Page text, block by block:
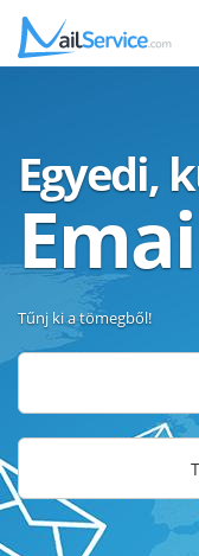
Egyedi,
Tűnj ki a tömegből!